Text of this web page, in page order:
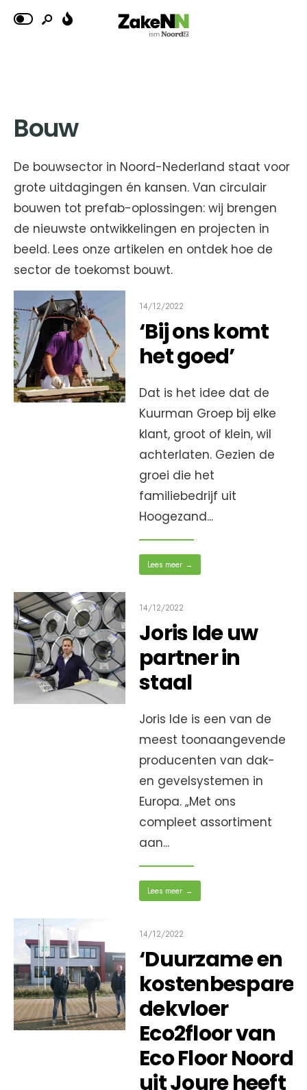
Bouw
De bouwsector in Noord-Nederland staat voor
grote uitdagingen én kansen. Van circulair
bouwen tot prefab-oplossingen: wij brengen
de nieuwste ontwikkelingen en projecten in
beeld. Lees onze artikelen en ontdek hoe de
sector de toekomst bouwt.
14/12/2022
‘Bij ons komt
het goed’
Dat is het idee dat de
Kuurman Groep bij elke
klant, groot of klein, wil
achterlaten. Gezien de
groei die het
familiebedrijf uit
Hoogezand...
Lees meer →
14/12/2022
Joris Ide uw
partner in
staal
Joris Ide is een van de
meest toonaangevende
producenten van dak-
en gevelsystemen in
Europa. „Met ons
compleet assortiment
aan...
Lees meer →
14/12/2022
‘Duurzame en
dekvloer
Eco2floor van
Eco Floor Noord
uit Joure heeft